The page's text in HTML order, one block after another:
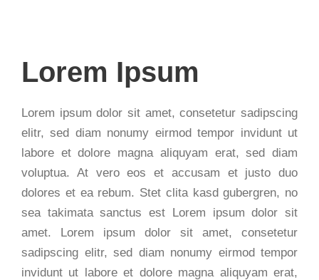
Lorem Ipsum
Lorem ipsum dolor sit amet, consetetur sadipscing
elitr, sed diam nonumy eirmod tempor invidunt ut
labore et dolore magna aliquyam erat, sed diam
voluptua. At vero eos et accusam et justo duo
dolores et ea rebum. Stet clita kasd gubergren, no
sea takimata sanctus est Lorem ipsum dolor sit
amet. Lorem ipsum dolor sit amet, consetetur
sadipscing elitr, sed diam nonumy eirmod tempor
invidunt ut labore et dolore magna aliquyam erat,